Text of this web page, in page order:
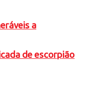
a
de escorpião